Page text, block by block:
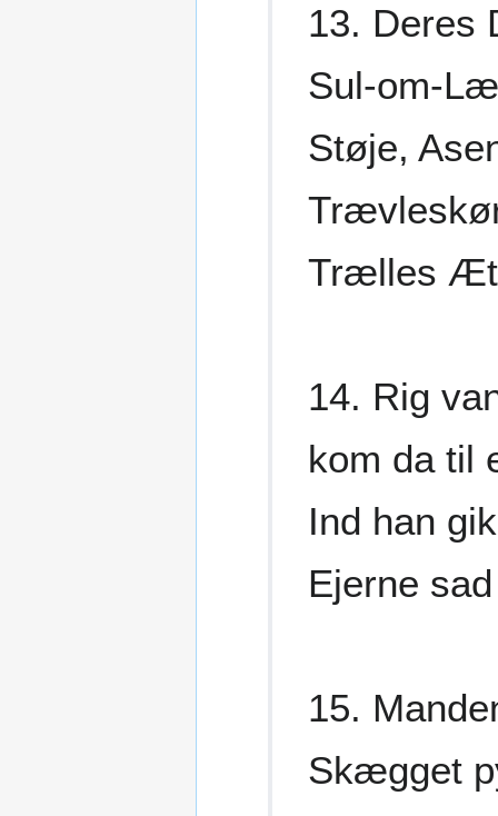
13. Deres
Sul-om-
Støje,
Trælles Æt
14. Rig
kom da til
Ind han
Ejerne
15.
Skægget